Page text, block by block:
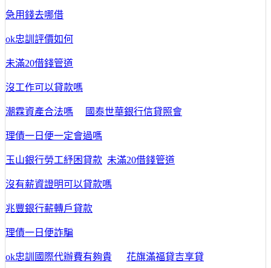
急用錢去哪借
ok忠訓評價如何
未滿20借錢管道
沒工作可以貸款嗎
潮霖資產合法嗎 國泰世華銀行信貸照會
理債一日便一定會過嗎
玉山銀行勞工紓困貸款 未滿20借錢管道
沒有薪資證明可以貸款嗎
兆豐銀行薪轉戶貸款
理債一日便詐騙
ok忠訓國際代辦費有夠貴 花旗滿福貸吉享貸